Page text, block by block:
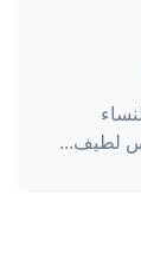
لطيف...